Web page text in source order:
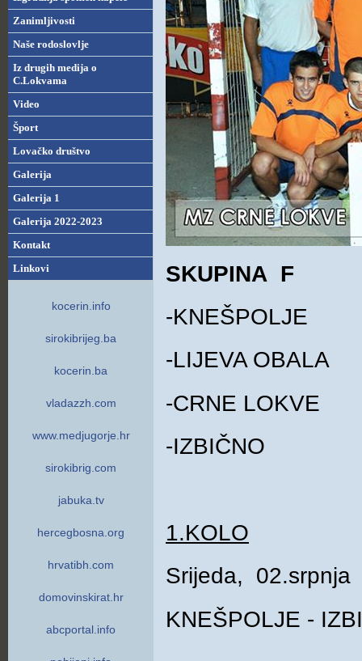
Zanimljivosti
Naše rodoslovlje
Iz drugih medija o
C.Lokvama
Video
Šport
Lovačko društvo
Galerija
Galerija 1
Galerija 2022-2023
Kontakt
Linkovi
kocerin.info
sirokibrijeg.ba
kocerin.ba
vladazzh.com
www.medjugorje.hr
sirokibrig.com
jabuka.tv
hercegbosna.org
hrvatibh.com
domovinskirat.hr
abcportal.info
SKUPINA F
-KNEŠPOLJE
-LIJEVA OBALA
-CRNE LOKVE
-IZBIČNO
1.KOLO
Srijeda, 02.srpnja
KNEŠPOLJE -